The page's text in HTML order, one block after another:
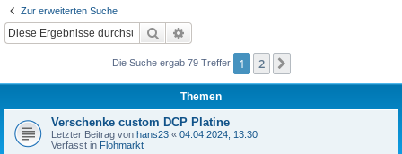
Zur erweiterten Suche
Suche
Die Suche ergab 79 Treffer 1 2
Themen
Verschenke custom DCP Platine
Letzter Beitrag von hans23 « 04.04.2024, 13:30
Verfasst in Flohmarkt